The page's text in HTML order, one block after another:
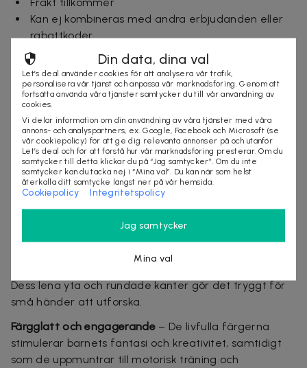
Kan ej kombineras med andra erbjudanden eller
rabattkoder
Leveranstid: 3-7 arbetsdagar
Skickas direkt från vårt lager i Sverige
Mer om produkten
lek!
Lär genom lek!– Med detta pedagogiska träpussel
får ditt barn möjlighet att lära sig alfabetet och
siffror på ett roligt och interaktivt sätt. Perfekt för att
öva igenkänning av bokstäver, räkning och färger!
Säker och hållbar design– Tillverkat av slitstarkt och
Dess lena yta och rundade kanter gör det tryggt för
små händer att utforska.
Färgglatt och engagerande – De livfulla färgerna
stimulerar barnets fantasi och kreativitet, samtidigt
som de uppmuntrar till motorisk träning och
Din data, dina val
Let’s deal använder cookies för att analysera vår trafik,
personalisera vår tjänst och anpassa vår marknadsföring. Genom att
fortsätta använda våra tjänster samtycker du till vår användning av
cookies.
Vi delar information om din användning av våra tjänster med våra
annons- och analyspartners, ex. Google, Facebook och Microsoft (se
vår cookiepolicy) för att ge dig relevanta annonser på och utanför
Let’s deal och för att förstå hur vår marknadsföring presterar. Om du
samtycker till detta klickar du på “Jag samtycker”. Om du inte
samtycker kan du tacka nej i “Mina val”. Du kan när som helst
återkalla ditt samtycke längst ner på vår hemsida.
Cookiepolicy Integritetspolicy
Jag samtycker
Mina val